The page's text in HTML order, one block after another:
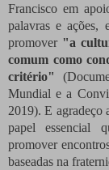
Francisco em
palavras e ações,
promover "a
comum como
critério"
Mundial e a
2019). E agradeço
papel essencial
promover
baseadas na